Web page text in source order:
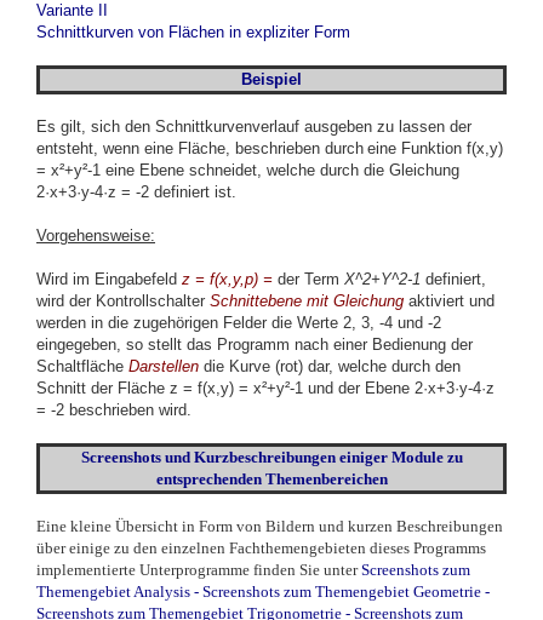
Variante II
Schnittkurven von Flächen in expliziter Form
Beispiel
Es gilt, sich den Schnittkurvenverlauf ausgeben zu lassen der
entsteht, wenn eine Fläche, beschrieben durch eine Funktion f(x,y)
= x²+y²-1 eine Ebene schneidet, welche durch die Gleichung
2·x+3·y-4·z = -2 definiert ist.
Vorgehensweise:
Wird im Eingabefeld z = f(x,y,p) = der Term X^2+Y^2-1 definiert,
wird der Kontrollschalter Schnittebene mit Gleichung aktiviert und
werden in die zugehörigen Felder die Werte 2, 3, -4 und -2
eingegeben, so stellt das Programm nach einer Bedienung der
Schaltfläche Darstellen die Kurve (rot) dar, welche durch den
Schnitt der Fläche z = f(x,y) = x²+y²-1 und der Ebene 2·x+3·y-4·z
= -2 beschrieben wird.
Screenshots und Kurzbeschreibungen einiger Module zu
entsprechenden Themenbereichen
Eine kleine Übersicht in Form von Bildern und kurzen Beschreibungen
über einige zu den einzelnen Fachthemengebieten dieses Programms
implementierte Unterprogramme finden Sie unter Screenshots zum
Themengebiet Analysis - Screenshots zum Themengebiet Geometrie -
Screenshots zum Themengebiet Trigonometrie - Screenshots zum